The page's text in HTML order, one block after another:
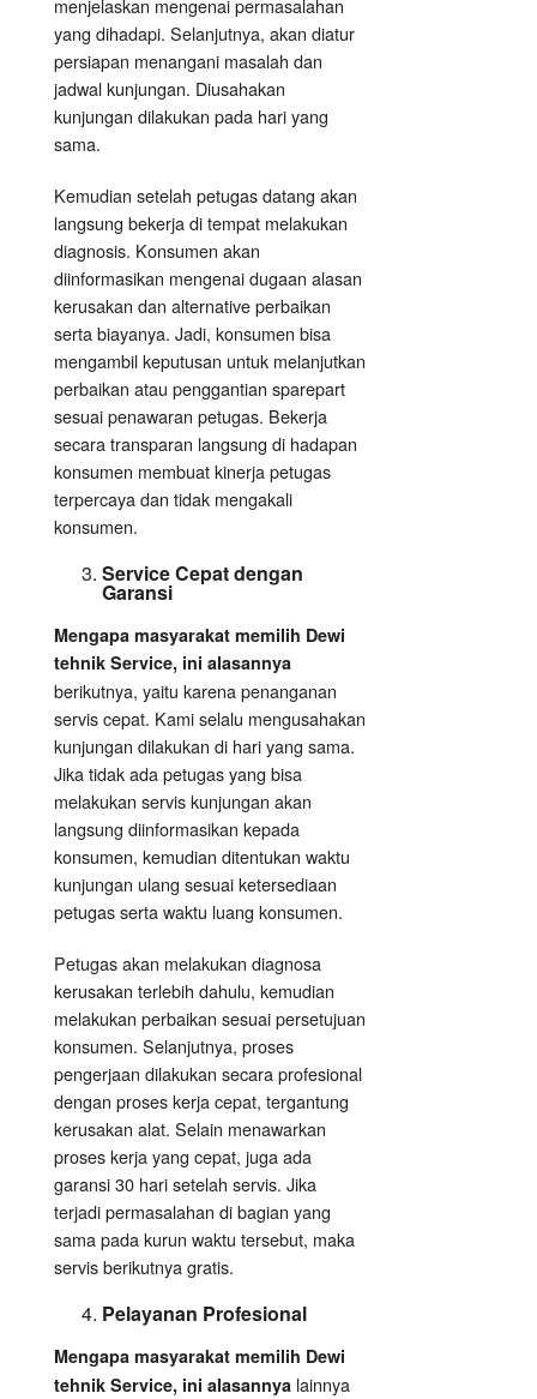
menjelaskan mengenai permasalahan
yang dihadapi. Selanjutnya, akan diatur
persiapan menangani masalah dan
jadwal kunjungan. Diusahakan
kunjungan dilakukan pada hari yang
sama.
Kemudian setelah petugas datang akan
langsung bekerja di tempat melakukan
diagnosis. Konsumen akan
diinformasikan mengenai dugaan alasan
kerusakan dan alternative perbaikan
serta biayanya. Jadi, konsumen bisa
mengambil keputusan untuk melanjutkan
perbaikan atau penggantian sparepart
sesuai penawaran petugas. Bekerja
secara transparan langsung di hadapan
konsumen membuat kinerja petugas
terpercaya dan tidak mengakali
konsumen.
Service Cepat dengan
Garansi
Mengapa masyarakat memilih Dewi
tehnik Service, ini alasannya
berikutnya, yaitu karena penanganan
servis cepat. Kami selalu mengusahakan
kunjungan dilakukan di hari yang sama.
Jika tidak ada petugas yang bisa
melakukan servis kunjungan akan
langsung diinformasikan kepada
konsumen, kemudian ditentukan waktu
kunjungan ulang sesuai ketersediaan
petugas serta waktu luang konsumen.
Petugas akan melakukan diagnosa
kerusakan terlebih dahulu, kemudian
melakukan perbaikan sesuai persetujuan
konsumen. Selanjutnya, proses
pengerjaan dilakukan secara profesional
dengan proses kerja cepat, tergantung
kerusakan alat. Selain menawarkan
proses kerja yang cepat, juga ada
garansi 30 hari setelah servis. Jika
terjadi permasalahan di bagian yang
sama pada kurun waktu tersebut, maka
servis berikutnya gratis.
Pelayanan Profesional
Mengapa masyarakat memilih Dewi
tehnik Service, ini alasannya lainnya